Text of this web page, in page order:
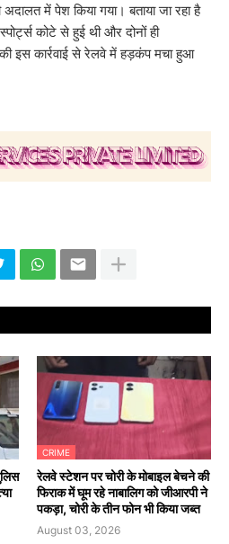
अदालत में पेश किया गया। बताया जा रहा है
कोटे से हुई थी और दोनों ही
इस कार्रवाई से रेलवे में हड़कंप मचा हुआ
CRIME
रेलवे स्टेशन पर चोरी के मोबाइल बेचने की
फिराक में घूम रहे नाबालिग को जीआरपी ने
पकड़ा, चोरी के तीन फोन भी किया जब्त
August 03, 2026